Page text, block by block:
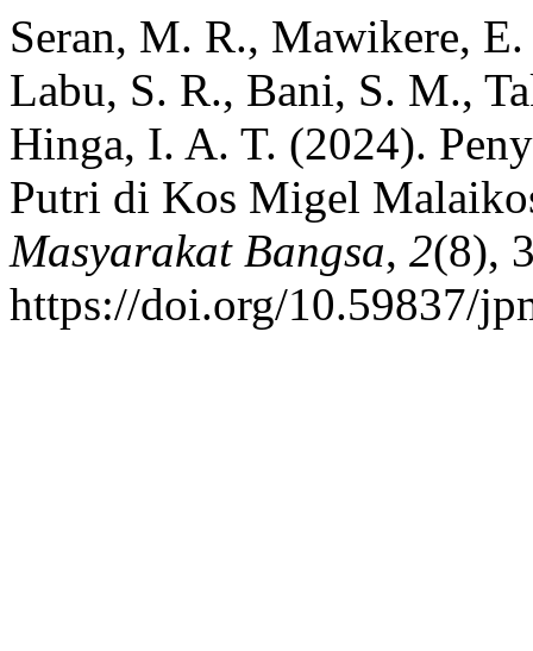
Seran, M. R., Mawikere,
Labu, S. R., Bani, S. M.,
Hinga, I. A. T. (2024).
Putri di Kos Migel
Masyarakat Bangsa, 2(8),
https://doi.org/10.59837/